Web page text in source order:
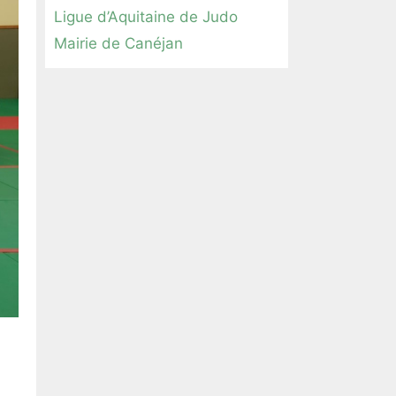
Ligue d’Aquitaine de Judo
Mairie de Canéjan